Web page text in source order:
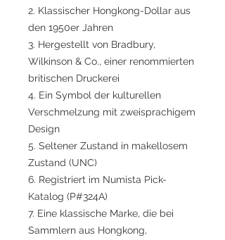
2. Klassischer Hongkong-Dollar aus
den 1950er Jahren
3. Hergestellt von Bradbury,
Wilkinson & Co., einer renommierten
britischen Druckerei
4. Ein Symbol der kulturellen
Verschmelzung mit zweisprachigem
Design
5. Seltener Zustand in makellosem
Zustand (UNC)
6. Registriert im Numista Pick-
Katalog (P#324A)
7. Eine klassische Marke, die bei
Sammlern aus Hongkong,